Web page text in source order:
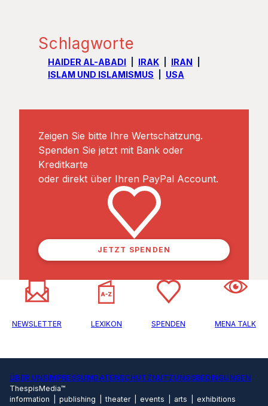
Schlagworte
HAIDER AL-ABADI IRAK
IRAN
ISLAM UND ISLAMISMUS
USA
Zeigen Sie bitte Ihre Wertschätzung.
Spenden Sie jetzt mit Bank oder
Kreditkarte
oder direkt über Ihren PayPal Account.
JETZT SPENDEN
NEWSLETTER LEXIKON SPENDEN MENA TALK
ÜBER UNSIMPRESSUMDATENSCHUTZNUTZUNGSBEDINGUNGEN
ThespisMedia™
information | publishing | theater | events | arts | exhibitions